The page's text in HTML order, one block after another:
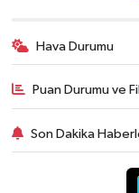
Hava Durumu
Puan Durumu ve
Son Dakika